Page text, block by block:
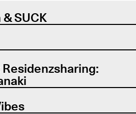
SUCK
Residenzsharing: